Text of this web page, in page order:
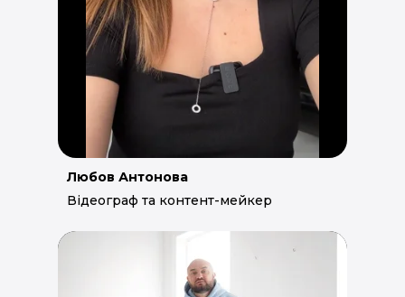
Любов Антонова
Відеограф та контент-мейкер